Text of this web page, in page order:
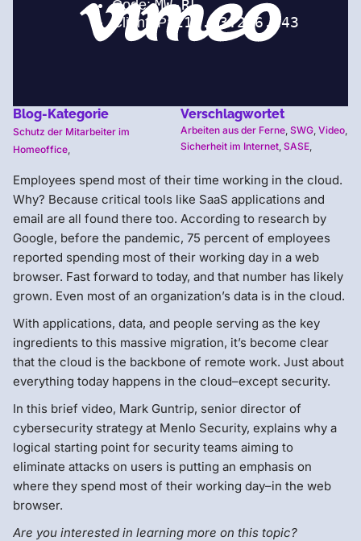
Blog-Kategorie
Schutz der Mitarbeiter im
Homeoffice
Verschlagwortet
Arbeiten aus der Ferne SWG Video
Sicherheit im Internet SASE
Employees spend most of their time working in the cloud.
Why? Because critical tools like SaaS applications and
email are all found there too. According to research by
Google, before the pandemic, 75 percent of employees
reported spending most of their working day in a web
browser. Fast forward to today, and that number has likely
grown. Even most of an organization’s data is in the cloud.
With applications, data, and people serving as the key
ingredients to this massive migration, it’s become clear
that the cloud is the backbone of remote work. Just about
everything today happens in the cloud–except security.
In this brief video, Mark Guntrip, senior director of
cybersecurity strategy at Menlo Security, explains why a
logical starting point for security teams aiming to
eliminate attacks on users is putting an emphasis on
where they spend most of their working day–in the web
browser.
Are you interested in learning more on this topic?